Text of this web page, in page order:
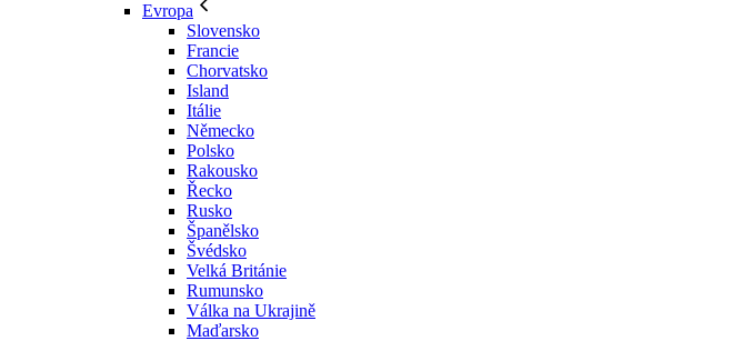
Evropa
Slovensko
Francie
Chorvatsko
Island
Itálie
Německo
Polsko
Rakousko
Řecko
Rusko
Španělsko
Švédsko
Velká Británie
Rumunsko
Válka na Ukrajině
Maďarsko